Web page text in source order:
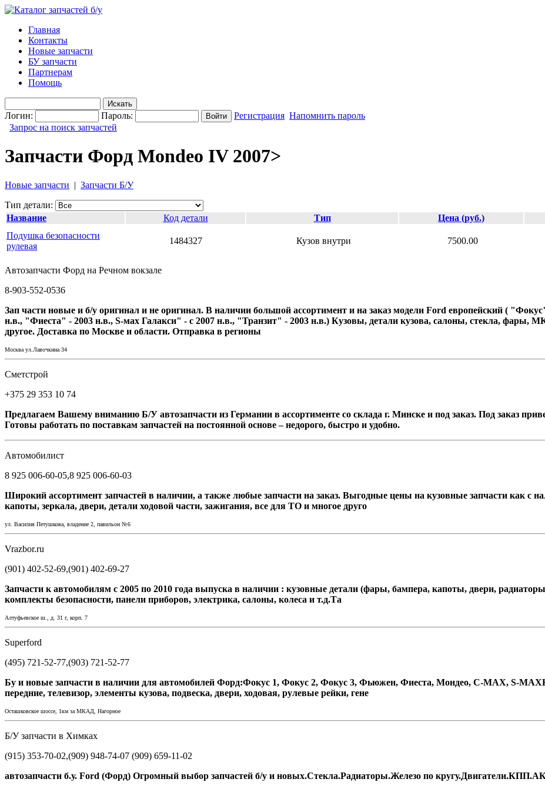
Главная
Контакты
Новые запчасти
БУ запчасти
Партнерам
Помощь
Логин: Пароль: Регистрация Напомнить пароль
Запрос на поиск запчастей
Запчасти Форд Mondeo IV 2007>
Новые запчасти | Запчасти Б/У
Тип детали:
Название
Код детали Тип Цена (руб.)
Подушка безопасности
рулевая
1484327 Кузов внутри 7500.00
Автозапчасти Форд на Речном вокзале
8-903-552-0536
Зап части новые и б/у оригинал и не оригинал. В наличии большой ассортимент и на заказ модели Ford европейский (
н.в., "Фиеста" - 2003 н.в., S-мах Галакси" - с 2007 н.в., "Транзит" - 2003 н.в.) Кузовы, детали кузова, салоны, стекла, фары,
другое. Доставка по Москве и области. Отправка в регионы
Москва ул.Лавочкина 34
Cметстрой
+375 29 353 10 74
Предлагаем Вашему вниманию Б/У автозапчасти из Германии в ассортименте со склада г. Минске и под заказ. Под заказ
Готовы работать по поставкам запчастей на постоянной основе – недорого, быстро и удобно.
Автомобилист
8 925 006-60-05,8 925 006-60-03
Широкий ассортимент запчастей в наличии, а также любые запчасти на заказ. Выгодные цены на кузовные запчасти как с
капоты, зеркала, двери, детали ходовой части, зажигания, все для ТО и многое друго
ул. Василия Петушкова, владение 2, павильон №6
Vrazbor.ru
(901) 402-52-69,(901) 402-69-27
Запчасти к автомобилям с 2005 по 2010 года выпуска в наличии : кузовные детали (фары, бампера, капоты, двери,
комплекты безопасности, панели приборов, электрика, салоны, колеса и т.д.Та
Алтуфьевское ш., д. 31 г, корп. 7
Superford
(495) 721-52-77,(903) 721-52-77
Бу и новые запчасти в наличии для автомобилей Форд:Фокус 1, Фокус 2, Фокус 3, Фьюжен, Фиеста, Мондео, C-MAX, S-
передние, телевизор, элементы кузова, подвеска, двери, ходовая, рулевые рейки, гене
Осташковское шоссе, 1км за МКАД, Нагорное
Б/У запчасти в Химках
(915) 353-70-02,(909) 948-74-07 (909) 659-11-02
автозапчасти б.у. Ford (Форд) Огромный выбор запчастей б/у и новых.Стекла.Радиаторы.Железо по